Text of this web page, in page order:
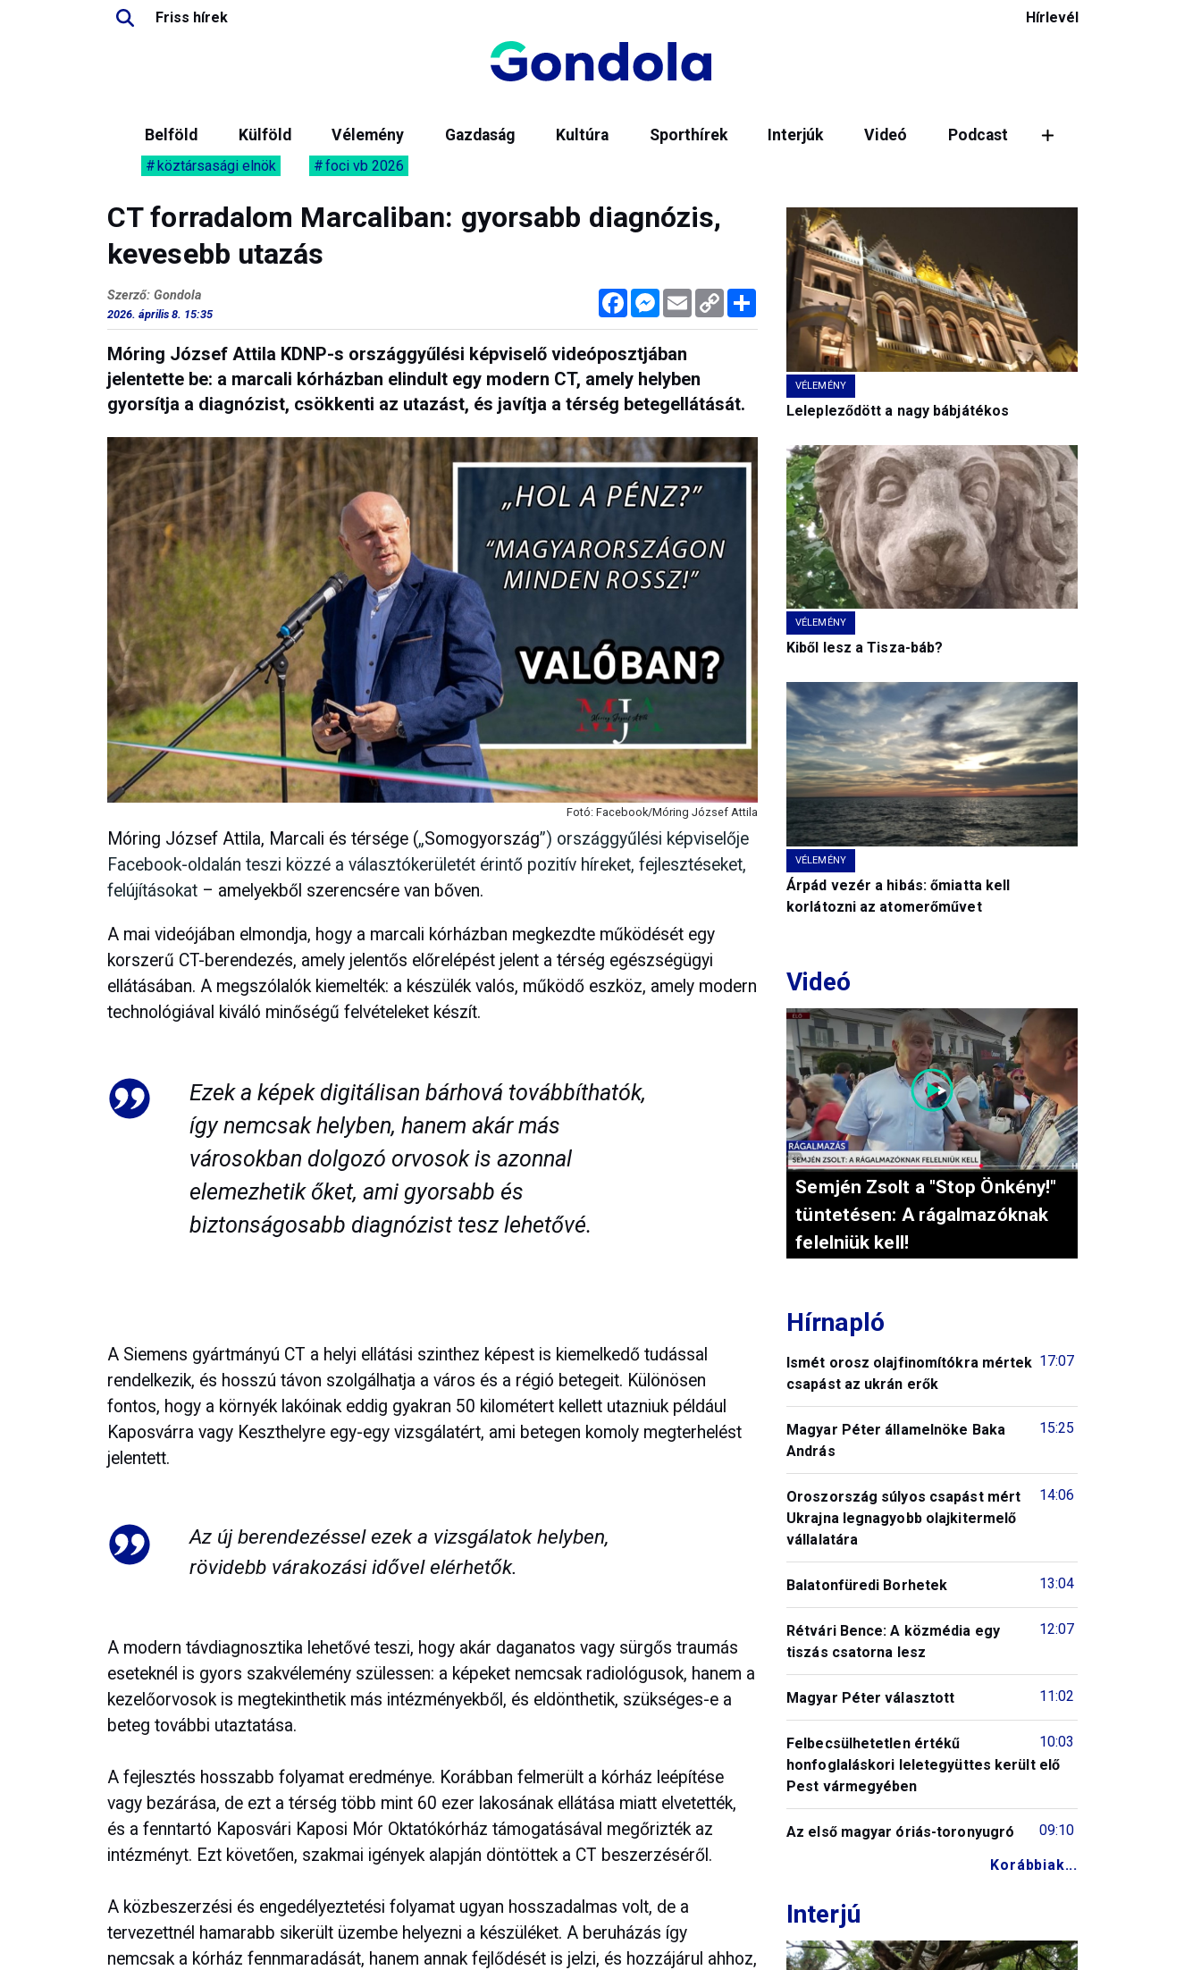
Friss hírek Hírlevél
Belföld Külföld Vélemény Gazdaság Kultúra Sporthírek Interjúk Videó Podcast
köztársasági elnök foci vb 2026
CT forradalom Marcaliban: gyorsabb diagnózis,
kevesebb utazás
FacebookMessenger
Email Copy
Link
Megosztás
Szerző: Gondola
2026. április 8. 15:35
Móring József Attila KDNP-s országgyűlési képviselő videóposztjában
jelentette be: a marcali kórházban elindult egy modern CT, amely helyben
gyorsítja a diagnózist, csökkenti az utazást, és javítja a térség betegellátását.
Fotó: Facebook/Móring József Attila
Móring József Attila, Marcali és térsége („Somogyország”) országgyűlési képviselője
Facebook-oldalán teszi közzé a választókerületét érintő pozitív híreket, fejlesztéseket,
felújításokat – amelyekből szerencsére van bőven.
A mai videójában elmondja, hogy a marcali kórházban megkezdte működését egy
korszerű CT-berendezés, amely jelentős előrelépést jelent a térség egészségügyi
ellátásában. A megszólalók kiemelték: a készülék valós, működő eszköz, amely modern
technológiával kiváló minőségű felvételeket készít.
Ezek a képek digitálisan bárhová továbbíthatók,
így nemcsak helyben, hanem akár más
városokban dolgozó orvosok is azonnal
elemezhetik őket, ami gyorsabb és
biztonságosabb diagnózist tesz lehetővé.
A Siemens gyártmányú CT a helyi ellátási szinthez képest is kiemelkedő tudással
rendelkezik, és hosszú távon szolgálhatja a város és a régió betegeit. Különösen
fontos, hogy a környék lakóinak eddig gyakran 50 kilométert kellett utazniuk például
Kaposvárra vagy Keszthelyre egy-egy vizsgálatért, ami betegen komoly megterhelést
jelentett.
Az új berendezéssel ezek a vizsgálatok helyben,
rövidebb várakozási idővel elérhetők.
A modern távdiagnosztika lehetővé teszi, hogy akár daganatos vagy sürgős traumás
eseteknél is gyors szakvélemény szülessen: a képeket nemcsak radiológusok, hanem a
kezelőorvosok is megtekinthetik más intézményekből, és eldönthetik, szükséges-e a
beteg további utaztatása.
A fejlesztés hosszabb folyamat eredménye. Korábban felmerült a kórház leépítése
vagy bezárása, de ezt a térség több mint 60 ezer lakosának ellátása miatt elvetették,
és a fenntartó Kaposvári Kaposi Mór Oktatókórház támogatásával megőrizték az
intézményt. Ezt követően, szakmai igények alapján döntöttek a CT beszerzéséről.
A közbeszerzési és engedélyeztetési folyamat ugyan hosszadalmas volt, de a
tervezettnél hamarabb sikerült üzembe helyezni a készüléket. A beruházás így
nemcsak a kórház fennmaradását, hanem annak fejlődését is jelzi, és hozzájárul ahhoz,
VÉLEMÉNY
Lelepleződött a nagy bábjátékos
VÉLEMÉNY
Kiből lesz a Tisza-báb?
VÉLEMÉNY
Árpád vezér a hibás: őmiatta kell
korlátozni az atomerőművet
Videó
Semjén Zsolt a "Stop Önkény!"
tüntetésen: A rágalmazóknak
felelniük kell!
Hírnapló
17:07
Ismét orosz olajfinomítókra mértek
csapást az ukrán erők
15:25
Magyar Péter államelnöke Baka
András
14:06
Oroszország súlyos csapást mért
Ukrajna legnagyobb olajkitermelő
vállalatára
13:04
Balatonfüredi Borhetek
12:07
Rétvári Bence: A közmédia egy
tiszás csatorna lesz
11:02
Magyar Péter választott
10:03
Felbecsülhetetlen értékű
honfoglaláskori leletegyüttes került elő
Pest vármegyében
09:10
Az első magyar óriás-toronyugró
Korábbiak...
Interjú